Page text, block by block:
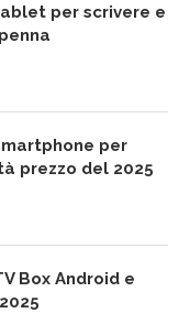
per scrivere e
per
prezzo del 2025
Box Android e